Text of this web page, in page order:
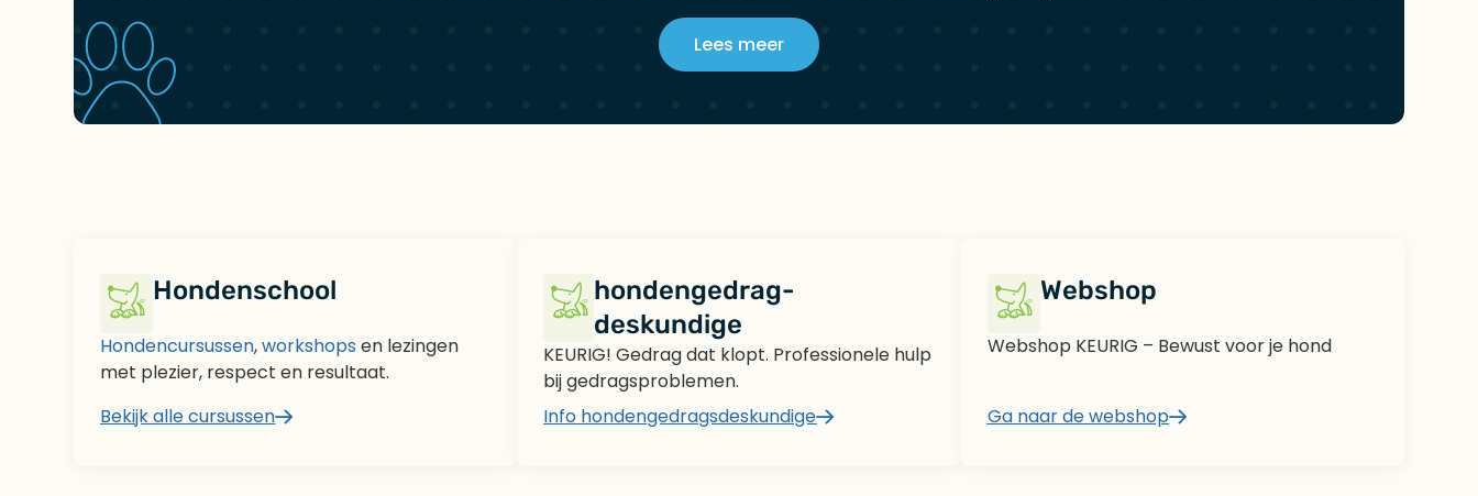
Lees meer
Hondenschool
Hondencursussen,workshops en lezingen
met plezier, respect en resultaat.
Bekijk alle cursussen
hondengedrag-
deskundige
KEURIG! Gedrag dat klopt. Professionele hulp
bij gedragsproblemen.
Info hondengedragsdeskundige
Webshop
Webshop KEURIG – Bewust voor je hond
Ga naar de webshop